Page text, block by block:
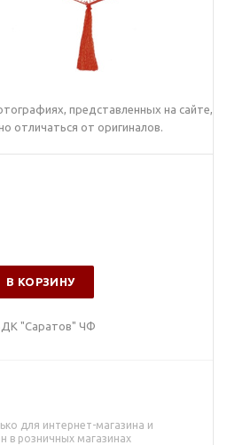
представленных на сайте,
отличаться от оригиналов.
В КОРЗИНУ
"Саратов" ЧФ
для интернет-магазина и
в розничных магазинах